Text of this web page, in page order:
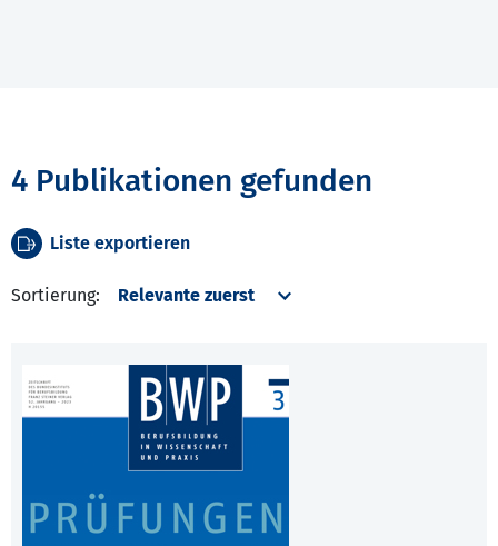
4 Publikationen gefunden
Liste exportieren
Sortierung: